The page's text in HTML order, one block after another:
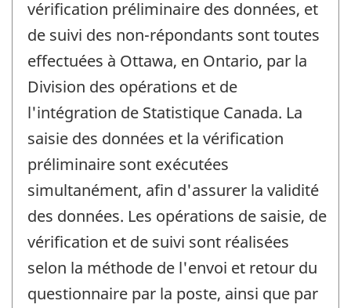
vérification préliminaire des données, et
de suivi des non-répondants sont toutes
effectuées à Ottawa, en Ontario, par la
Division des opérations et de
l'intégration de Statistique Canada. La
saisie des données et la vérification
préliminaire sont exécutées
simultanément, afin d'assurer la validité
des données. Les opérations de saisie, de
vérification et de suivi sont réalisées
selon la méthode de l'envoi et retour du
questionnaire par la poste, ainsi que par